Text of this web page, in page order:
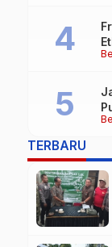
TERBARU